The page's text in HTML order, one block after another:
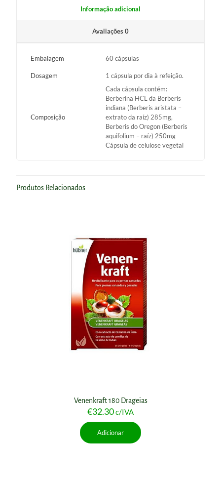
Informação adicional
Avaliações0
Embalagem 60 cápsulas
Dosagem 1 cápsula por dia à refeição.
Composição
Cada cápsula contém:
Berberina HCL da Berberis
indiana (Berberis aristata –
extrato da raíz) 285mg,
Berberis do Oregon (Berberis
aquifolium – raíz) 250mg
Cápsula de celulose vegetal
Produtos Relacionados
Venenkraft 180 Drageias
€32.30c/IVA
Adicionar